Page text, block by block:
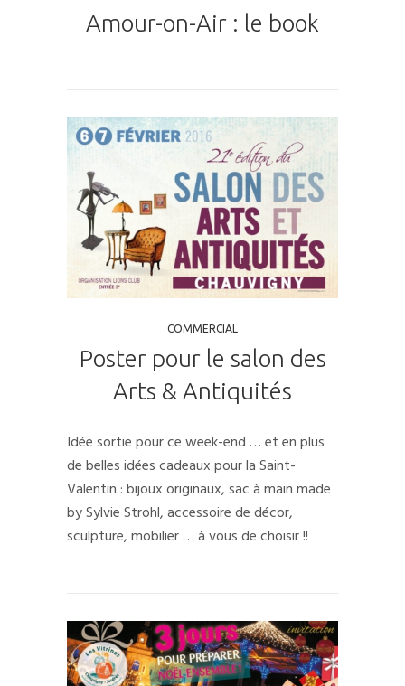
Amour-on-Air : le book
COMMERCIAL
Poster pour le salon des
Arts & Antiquités
Idée sortie pour ce week-end … et en plus
de belles idées cadeaux pour la Saint-
Valentin : bijoux originaux, sac à main made
by Sylvie Strohl, accessoire de décor,
sculpture, mobilier … à vous de choisir !!